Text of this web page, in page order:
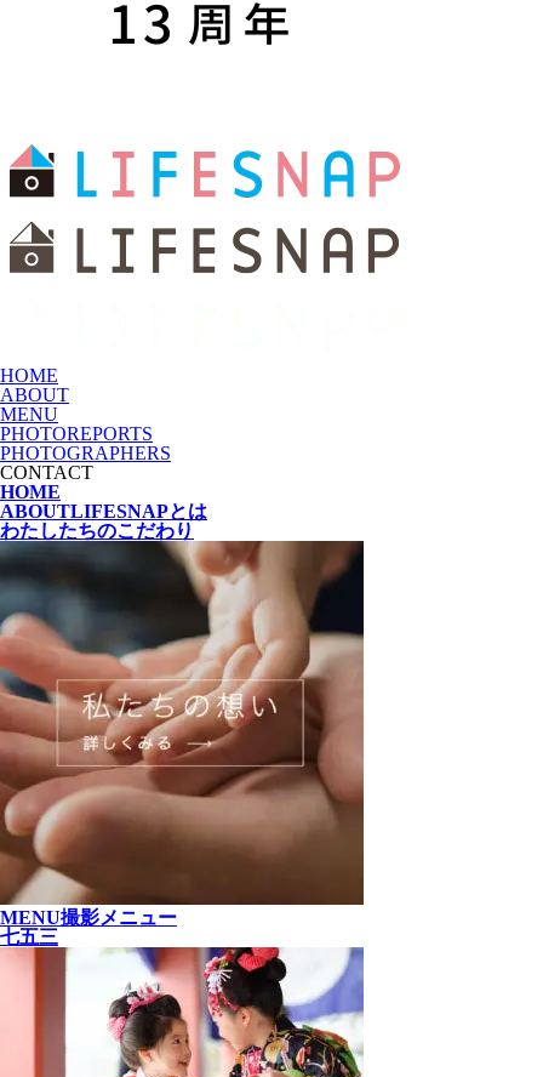
HOME
ABOUT
MENU
PHOTOREPORTS
PHOTOGRAPHERS
CONTACT
HOME
ABOUTLIFESNAPとは
わたしたちのこだわり
MENU撮影メニュー
七五三